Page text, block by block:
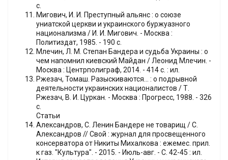
с.
Мигович, И. И. Преступный альянс : о союзе
униатской церкви и украинского буржуазного
национализма / И. И. Мигович. - Москва :
Политиздат, 1985. - 190 с.
Млечин, Л. М. Степан Бандера и судьба Украины : о
чем напомнил киевский Майдан / Леонид Млечин. -
Москва : Центрполиграф, 2014. - 414 с. : ил.
Ржезач, Томаш. Разыскиваются... : о подрывной
деятельности украинских националистов / Т.
Ржезач, В. И. Цуркан. - Москва : Прогресс, 1988. - 326
с.
Статьи
Александров, С. Ленин Бандере не товарищ / С.
Александров // Свой : журнал для просвещенного
консерватора от Никиты Михалкова : ежемес. прил.
к газ. "Культура". - 2015. - Июль-авг. - С. 42-45 : ил.